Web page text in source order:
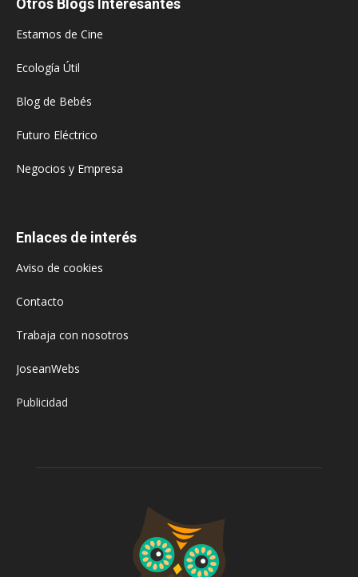
Otros Blogs Interesantes
Estamos de Cine
Ecología Útil
Blog de Bebés
Futuro Eléctrico
Negocios y Empresa
Enlaces de interés
Aviso de cookies
Contacto
Trabaja con nosotros
JoseanWebs
Publicidad